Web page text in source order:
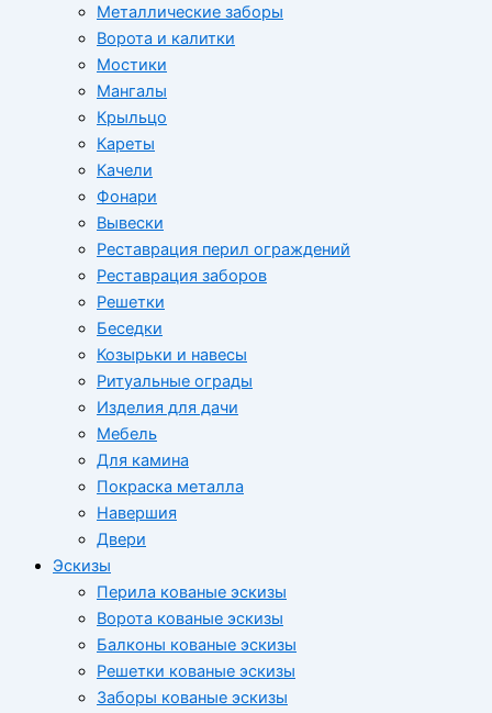
Металлические заборы
Ворота и калитки
Мостики
Мангалы
Крыльцо
Кареты
Качели
Фонари
Вывески
Реставрация перил ограждений
Реставрация заборов
Решетки
Беседки
Козырьки и навесы
Ритуальные ограды
Изделия для дачи
Мебель
Для камина
Покраска металла
Навершия
Двери
Эскизы
Перила кованые эскизы
Ворота кованые эскизы
Балконы кованые эскизы
Решетки кованые эскизы
Заборы кованые эскизы